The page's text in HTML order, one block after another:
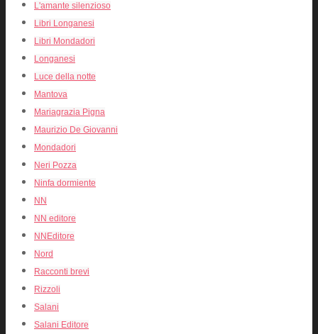
L'amante silenzioso
Libri Longanesi
Libri Mondadori
Longanesi
Luce della notte
Mantova
Mariagrazia Pigna
Maurizio De Giovanni
Mondadori
Neri Pozza
Ninfa dormiente
NN
NN editore
NNEditore
Nord
Racconti brevi
Rizzoli
Salani
Salani Editore